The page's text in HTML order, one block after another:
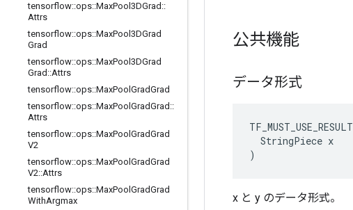
tensorflow::ops::MaxPool3DGrad ::
Attrs
tensorflow::ops::MaxPool3DGrad
Grad
tensorflow::ops::MaxPool3DGrad
Grad ::Attrs
tensorflow::ops::MaxPool GradGrad
tensorflow::ops::MaxPool GradGrad ::
Attrs
tensorflow::ops::MaxPool GradGrad
V2
tensorflow::ops::MaxPool GradGrad
V2::Attrs
tensorflow::ops::MaxPool GradGrad
WithArgmax
公共機能
データ形式
TF_MUST_USE_RESULT
  StringPiece x
)
x と y のデータ形式。